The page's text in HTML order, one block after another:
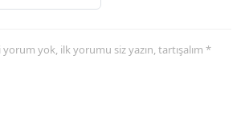
yok, ilk yorumu siz yazın, tartışalım *